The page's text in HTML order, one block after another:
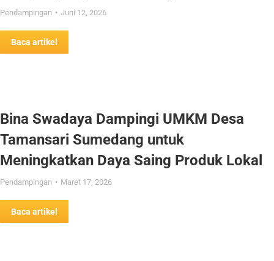
Pendampingan Juni 12, 2026
Baca artikel
Bina Swadaya Dampingi UMKM Desa
Tamansari Sumedang untuk
Meningkatkan Daya Saing Produk Lokal
Pendampingan Maret 17, 2026
Baca artikel